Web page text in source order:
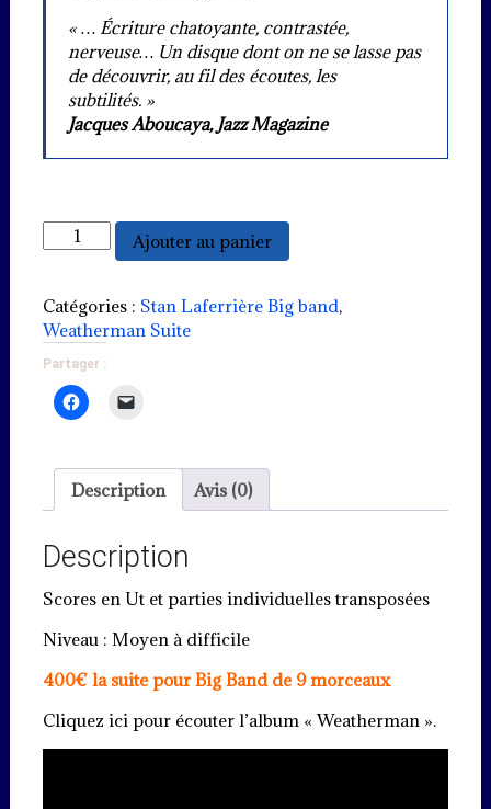
« … Écriture chatoyante, contrastée,
nerveuse… Un disque dont on ne se lasse pas
de découvrir, au fil des écoutes, les
subtilités. »
Jacques Aboucaya, Jazz Magazine
quantité
de
originale
"Weatherman"
(PDF)
Ajouter au panier
Catégories : Stan Laferrière Big band,
Weatherman Suite
Partager :
Description Avis (0)
Description
Scores en Ut et parties individuelles transposées
Niveau : Moyen à difficile
400€ la suite pour Big Band de 9 morceaux
Cliquez ici pour écouter l’album « Weatherman ».